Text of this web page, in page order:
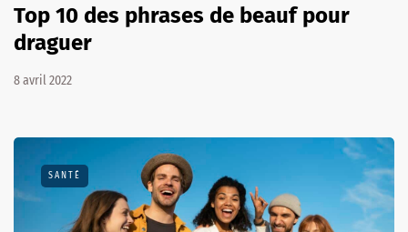
Top 10 des phrases de beauf pour
draguer
8 avril 2022
SANTÉ